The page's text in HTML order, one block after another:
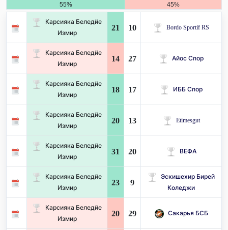
55% 45%
Карсияка Беледйе
Измир
21 10 Bordo Sportif RS
Карсияка Беледйе
Измир
14 27 Айос Спор
Карсияка Беледйе
Измир
18 17 ИББ Спор
Карсияка Беледйе
Измир
20 13 Etimesgut
Карсияка Беледйе
Измир
31 20 ВЕФА
Карсияка Беледйе
Измир
23 9
Эскишехир Бирей
Коледжи
Карсияка Беледйе
Измир
20 29 Сакарья БСБ